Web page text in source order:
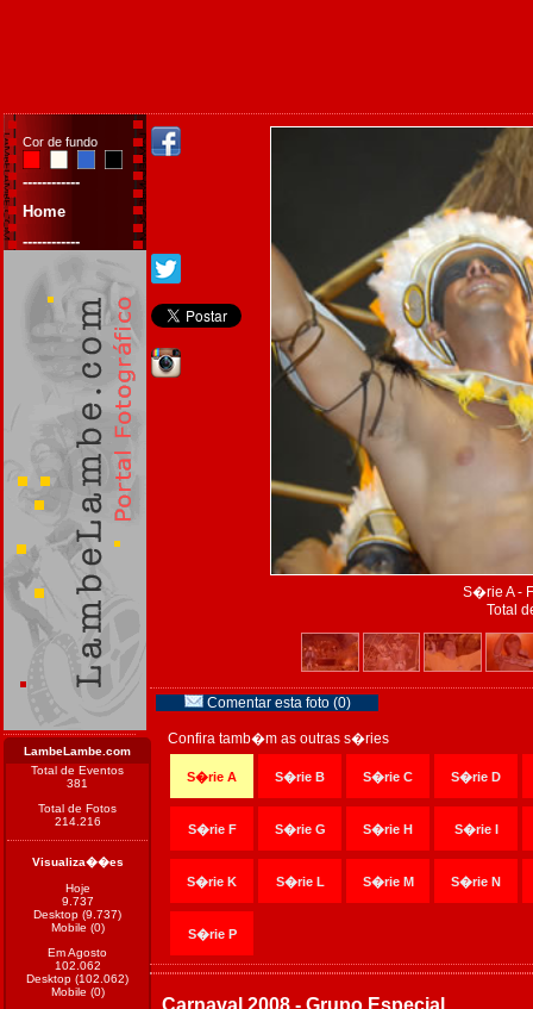
Cor de fundo
------------
Home
------------
LambeLambe.com
Total de Eventos
381
Total de Fotos
214.216
Visualiza��es
Hoje
9.737
Desktop (9.737)
Mobile (0)
Em Agosto
102.062
Desktop (102.062)
Mobile (0)
S�rie A -
Total
Comentar esta foto (0)
Confira tamb�m as outras s�ries
S�rie A S�rie B S�rie C S�rie D
S�rie F S�rie G S�rie H S�rie I
S�rie K S�rie L S�rie M S�rie N
S�rie P